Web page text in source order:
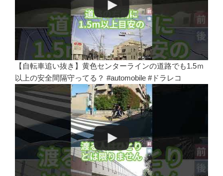
【自転車追い抜き】黄色センターラインの道路でも1.5ｍ
以上の安全間隔守ってる？ #automobile #ドラレコ